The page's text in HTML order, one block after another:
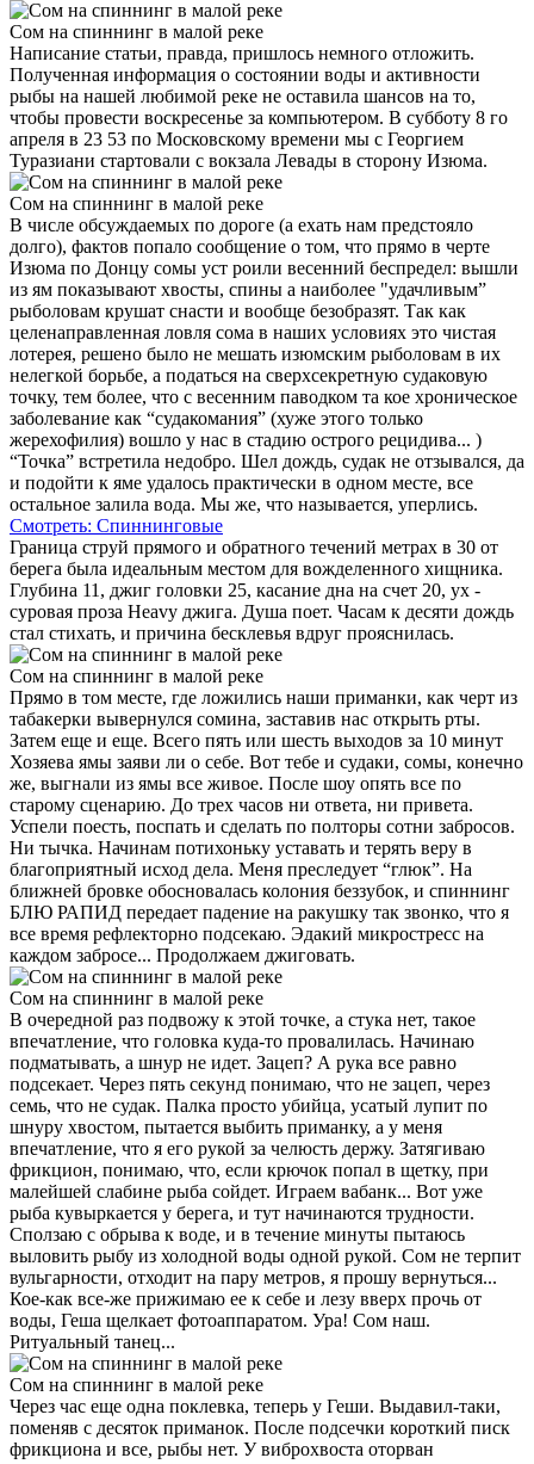
Сом на спиннинг в малой реке
Написание статьи, правда, пришлось немного отложить.
Полученная информация о состоянии воды и активности
рыбы на нашей любимой реке не оста­вила шансов на то,
чтобы провести воскресенье за компьютером. В субботу 8­ го
апреля в 23 53 по Московскому времени мы с Георгием
Туразиани стартовали с вокзала Левады в сторону Изюма.
Сом на спиннинг в малой реке
В числе обсуждаемых по дороге (а ехать нам предстояло
долго), фактов попало сообщение о том, что прямо в черте
Изюма по Донцу сомы уст­ роили весенний беспредел: вышли
из ям показывают хвосты, спины а наиболее "удачливым”
рыболовам крушат снасти и вообще безобразят. Так как
целенаправленная ловля сома в наших условиях это чистая
лотерея, решено было не мешать изюмским рыболовам в их
нелегкой борьбе, а податься на сверхсекретную судаковую
точку, тем более, что с весенним паводком та­ кое хроническое
заболевание как “судакомания” (хуже этого только
жерехофилия) вошло у нас в стадию острого рецидива... )
“Точка” встретила недобро. Шел дождь, судак не отзывался, да
и по­дойти к яме удалось практически в одном месте, все
остальное залила вода. Мы же, что называется, уперлись.
Смотреть: Спиннинговые
Граница струй прямого и обратного течений метрах в 30 от
берега была идеальным местом для вожде­ленного хищника.
Глубина 11, джиг головки 25, касание дна на счет 20, ух -
суровая проза Heavy джига. Душа поет. Часам к десяти дождь
стал стихать, и причина бесклевья вдруг прояснилась.
Сом на спиннинг в малой реке
Прямо в том месте, где ложились наши приманки, как черт из
табакерки вывернулся сомина, заставив нас открыть рты.
Затем еще и еще. Всего пять или шесть выходов за 10 минут
Хозяева ямы заяви­ ли о себе. Вот тебе и судаки, сомы, конечно
же, выгнали из ямы все живое. После шоу опять все по
старому сценарию. До трех часов ни ответа, ни при­вета.
Успели поесть, поспать и сделать по полторы сотни забросов.
Ни тычка. Начинам потихоньку уставать и терять веру в
благоприятный исход дела. Меня преследует “глюк”. На
ближней бровке обосновалась колония беззубок, и спиннинг
БЛЮ РАПИД передает падение на ракушку так звонко, что я
все время рефлекторно подсекаю. Эдакий микростресс на
каждом забросе... Продолжаем джиговать.
Сом на спиннинг в малой реке
В очередной раз подвожу к этой точке, а стука нет, такое
впечатление, что головка куда-то провалилась. Начи­наю
подматывать, а шнур не идет. Зацеп? А рука все равно
подсекает. Че­рез пять секунд понимаю, что не зацеп, через
семь, что не судак. Палка просто убийца, усатый лупит по
шнуру хвостом, пытается выбить приманку, а у меня
впечатление, что я его рукой за челюсть держу. Затягиваю
фрикцион, понимаю, что, если крючок попал в щетку, при
малейшей слабине рыба сойдет. Играем вабанк... Вот уже
рыба кувыркается у берега, и тут начинаются трудности.
Сползаю с обрыва к воде, и в течение минуты пытаюсь
выловить рыбу из холодной воды одной рукой. Сом не терпит
вульгарности, отходит на пару метров, я прошу вернуться...
Кое-как все-же прижимаю ее к себе и лезу вверх прочь от
воды, Геша щелкает фотоаппаратом. Ура! Сом наш.
Ритуальный танец...
Сом на спиннинг в малой реке
Через час еще одна поклевка, теперь у Геши. Выдавил-таки,
поменяв с десяток приманок. После подсечки короткий писк
фрикциона и все, рыбы нет. У виброхвоста оторван